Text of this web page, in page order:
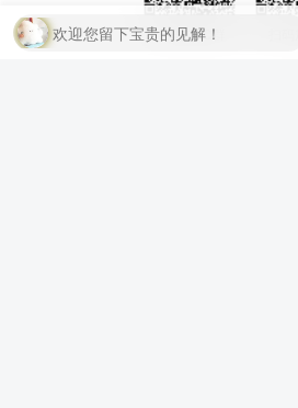
扫码加QQ群 扫
欢迎您留下宝贵的见解！